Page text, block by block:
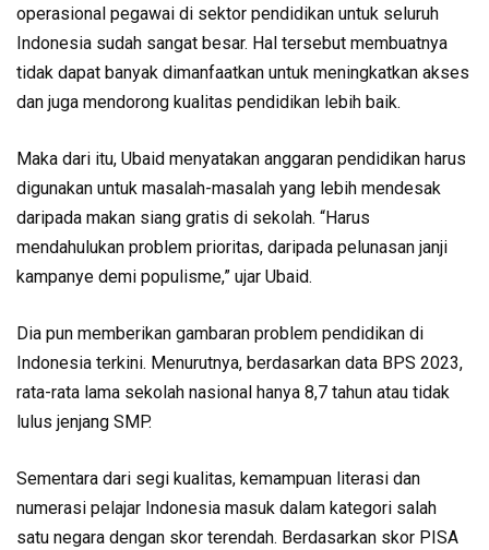
operasional pegawai di sektor pendidikan untuk seluruh
Indonesia sudah sangat besar. Hal tersebut membuatnya
tidak dapat banyak dimanfaatkan untuk meningkatkan akses
dan juga mendorong kualitas pendidikan lebih baik.
Maka dari itu, Ubaid menyatakan anggaran pendidikan harus
digunakan untuk masalah-masalah yang lebih mendesak
daripada makan siang gratis di sekolah. “Harus
mendahulukan problem prioritas, daripada pelunasan janji
kampanye demi populisme,” ujar Ubaid.
Dia pun memberikan gambaran problem pendidikan di
Indonesia terkini. Menurutnya, berdasarkan data BPS 2023,
rata-rata lama sekolah nasional hanya 8,7 tahun atau tidak
lulus jenjang SMP.
Sementara dari segi kualitas, kemampuan literasi dan
numerasi pelajar Indonesia masuk dalam kategori salah
satu negara dengan skor terendah. Berdasarkan skor PISA